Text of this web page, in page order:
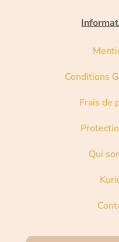
Conditions
Frais de
Qui